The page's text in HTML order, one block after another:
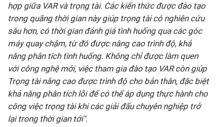
hợp giữa VAR và trọng tài. Các kiến thức được đào tạo
trong quãng thời gian này giúp trọng tài có nghiên cứu
sâu hơn, có thời gian đánh giá tình huống qua các góc
máy quay chậm, từ đó được nâng cao trình độ, khả
năng phân tích tình huống. Không chỉ được làm quen
với công nghệ mới, việc tham gia đào tạo VAR còn giúp
Trọng tài nâng cao được trình độ cho bản thân, đặc biệt
khả năng phân tích lỗi để có thể áp dụng thực hành cho
công việc trọng tài khi các giải đấu chuyên nghiệp trở
lại trong thời gian tới".